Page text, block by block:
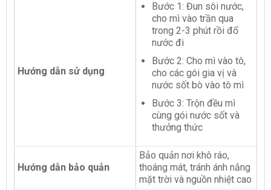
Hướng dẫn sử dụng
Bước 1: Đun sôi nước,
cho mì vào trần qua
trong 2-3 phút rồi đổ
nước đi
Bước 2: Cho mì vào tô,
cho các gói gia vị và
nước sốt bò vào tô mì
Bước 3: Trộn đều mì
cùng gói nước sốt và
thưởng thức
Hướng dẫn bảo quản
Bảo quản nơi khô ráo,
thoáng mát, tránh ánh nắng
mặt trời và nguồn nhiệt cao